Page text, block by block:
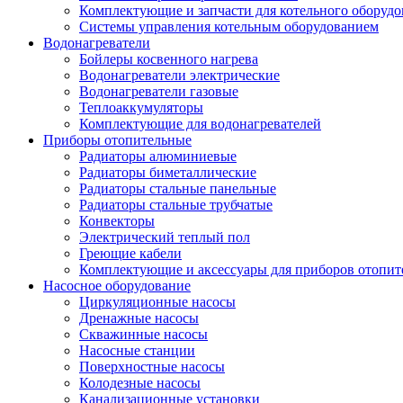
Комплектующие и запчасти для котельного
Системы управления котельным оборудованием
Водонагреватели
Бойлеры косвенного нагрева
Водонагреватели электрические
Водонагреватели газовые
Теплоаккумуляторы
Комплектующие для водонагревателей
Приборы отопительные
Радиаторы алюминиевые
Радиаторы биметаллические
Радиаторы стальные панельные
Радиаторы стальные трубчатые
Конвекторы
Электрический теплый пол
Греющие кабели
Комплектующие и аксессуары для приборов
Насосное оборудование
Циркуляционные насосы
Дренажные насосы
Скважинные насосы
Насосные станции
Поверхностные насосы
Колодезные насосы
Канализационные установки